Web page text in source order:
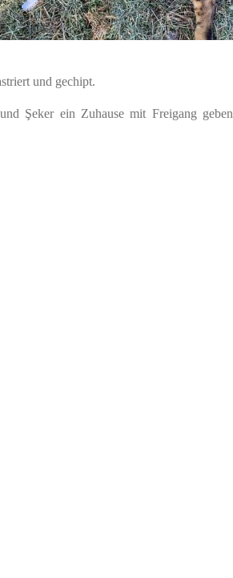
und gechipt.
Şeker ein Zuhause mit Freigang geben